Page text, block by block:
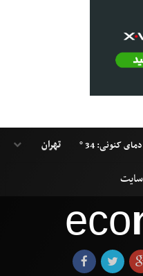
دمای کنونی: 34 °
eco